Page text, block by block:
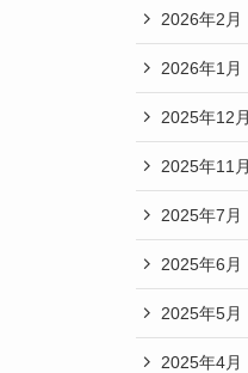
2026年2月
2026年1月
2025年12月
2025年11月
2025年7月
2025年6月
2025年5月
2025年4月